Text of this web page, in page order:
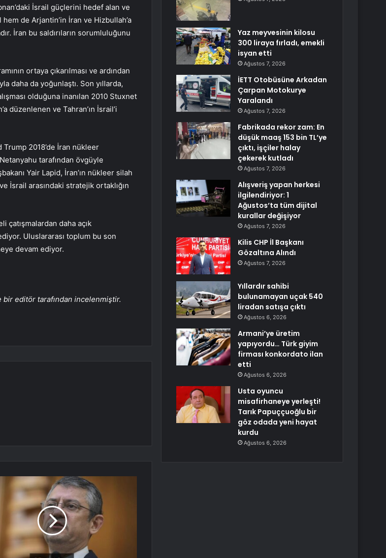
İsrail güçlerini hedef alan ve
de Arjantin’in İran ve Hizbullah’a
İran bu saldırıların sorumluluğunu
ortaya çıkarılması ve ardından
daha da yoğunlaştı. Son yıllarda,
olduğuna inanılan 2010 Stuxnet
düzenlenen ve Tahran’ın İsrail’i
2018’de İran nükleer
tarafından övgüyle
Yair Lapid, İran’ın nükleer silah
İsrail arasındaki stratejik ortaklığın
çatışmalardan daha açık
Uluslararası toplum bu son
devam ediyor.
editör tarafından incelenmiştir.
Yaz meyvesinin kilosu
300 liraya fırladı, emekli
isyan etti
Ağustos 7, 2026
İETT Otobüsüne Arkadan
Çarpan Motokurye
Yaralandı
Ağustos 7, 2026
Fabrikada rekor zam: En
düşük maaş 153 bin TL’ye
çıktı, işçiler halay
çekerek kutladı
Ağustos 7, 2026
Alışveriş yapan herkesi
ilgilendiriyor: 1
Ağustos’ta tüm dijital
kurallar değişiyor
Ağustos 7, 2026
Kilis CHP İl Başkanı
Gözaltına Alındı
Ağustos 7, 2026
Yıllardır sahibi
bulunamayan uçak 540
liradan satışa çıktı
Ağustos 6, 2026
Armani’ye üretim
yapıyordu… Türk giyim
firması konkordato ilan
etti
Ağustos 6, 2026
Usta oyuncu
misafirhaneye yerleşti!
Tarık Papuççuoğlu bir
göz odada yeni hayat
kurdu
Ağustos 6, 2026